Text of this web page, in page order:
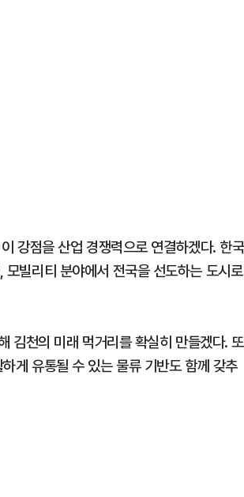
강점을 산업 경쟁력으로 연결하겠다. 한국
빌리티 분야에서 전국을 선도하는 도시로
김천의 미래 먹거리를 확실히 만들겠다. 또
게 유통될 수 있는 물류 기반도 함께 갖추